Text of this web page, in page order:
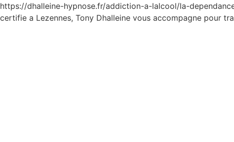
https://dhalleine-hypnose.fr/addiction-a-lalcool/la-
certifie a Lezennes, Tony Dhalleine vous accompagne pour